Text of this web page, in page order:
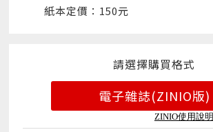
紙本定價：150元
請選擇購買格式
電子雜誌(ZINIO版)
ZINIO使用說明